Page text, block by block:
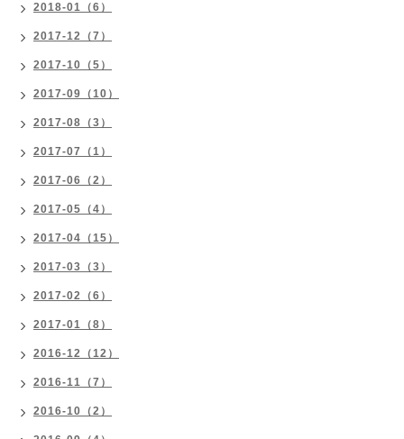
2018-01（6）
2017-12（7）
2017-10（5）
2017-09（10）
2017-08（3）
2017-07（1）
2017-06（2）
2017-05（4）
2017-04（15）
2017-03（3）
2017-02（6）
2017-01（8）
2016-12（12）
2016-11（7）
2016-10（2）